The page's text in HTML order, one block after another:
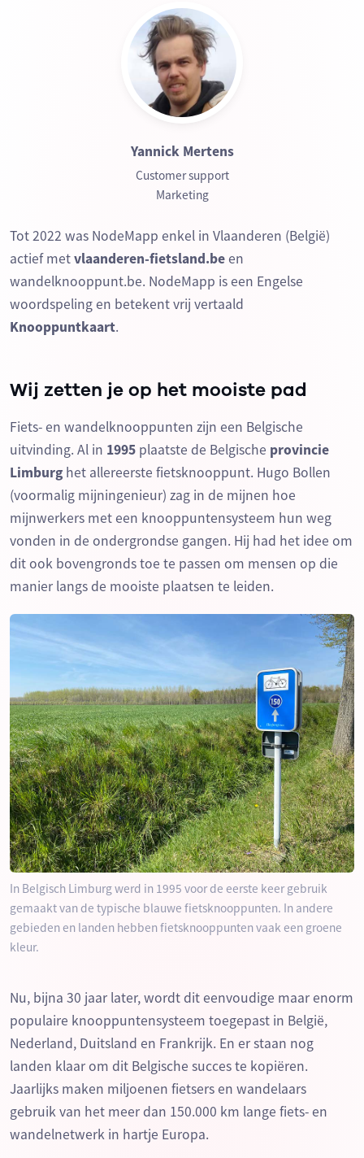
Yannick Mertens
Customer support
Marketing
Tot 2022 was NodeMapp enkel in Vlaanderen (België)
actief metvlaanderen-fietsland.been
wandelknooppunt.be. NodeMapp is een Engelse
woordspeling en betekent vrij vertaald
Knooppuntkaart.
Wij zetten je op het mooiste pad
Fiets- en wandelknooppunten zijn een Belgische
uitvinding. Al in 1995 plaatste de Belgische provincie
Limburg het allereerste fietsknooppunt. Hugo Bollen
(voormalig mijningenieur) zag in de mijnen hoe
mijnwerkers met een knooppuntensysteem hun weg
vonden in de ondergrondse gangen. Hij had het idee om
dit ook bovengronds toe te passen om mensen op die
manier langs de mooiste plaatsen te leiden.
In Belgisch Limburg werd in 1995 voor de eerste keer gebruik
gemaakt van de typische blauwe fietsknooppunten. In andere
gebieden en landen hebben fietsknooppunten vaak een groene
kleur.
Nu, bijna 30 jaar later, wordt dit eenvoudige maar enorm
populaire knooppuntensysteem toegepast in België,
Nederland, Duitsland en Frankrijk. En er staan nog
landen klaar om dit Belgische succes te kopiëren.
Jaarlijks maken miljoenen fietsers en wandelaars
gebruik van het meer dan 150.000 km lange fiets- en
wandelnetwerk in hartje Europa.